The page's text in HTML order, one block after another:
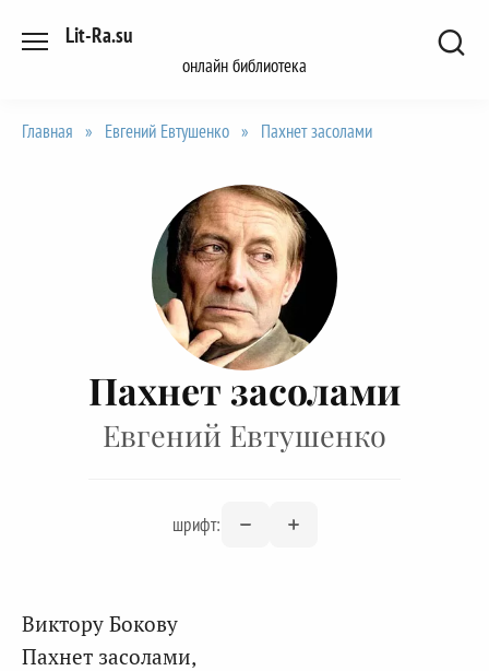
Lit-Ra.su
онлайн библиотека
Главная » Евгений Евтушенко » Пахнет засолами
Пахнет засолами
Евгений Евтушенко
шрифт:
Виктору Бокову
Пахнет засолами,